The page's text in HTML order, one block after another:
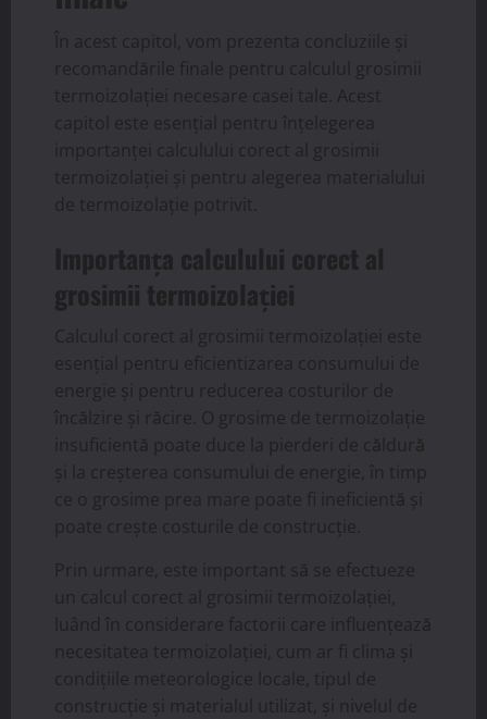
În acest capitol, vom prezenta concluziile și
recomandările finale pentru calculul grosimii
termoizolației necesare casei tale. Acest
capitol este esențial pentru înțelegerea
importanței calculului corect al grosimii
termoizolației și pentru alegerea materialului
de termoizolație potrivit.
Importanța calculului corect al
grosimii termoizolației
Calculul corect al grosimii termoizolației este
esențial pentru eficientizarea consumului de
energie și pentru reducerea costurilor de
încălzire și răcire. O grosime de termoizolație
insuficientă poate duce la pierderi de căldură
și la creșterea consumului de energie, în timp
ce o grosime prea mare poate fi ineficientă și
poate crește costurile de construcție.
Prin urmare, este important să se efectueze
un calcul corect al grosimii termoizolației,
luând în considerare factorii care influențează
necesitatea termoizolației, cum ar fi clima și
condițiile meteorologice locale, tipul de
construcție și materialul utilizat, și nivelul de